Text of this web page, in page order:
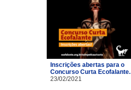
Inscrições abertas para o
Concurso Curta Ecofalante.
23/02/2021